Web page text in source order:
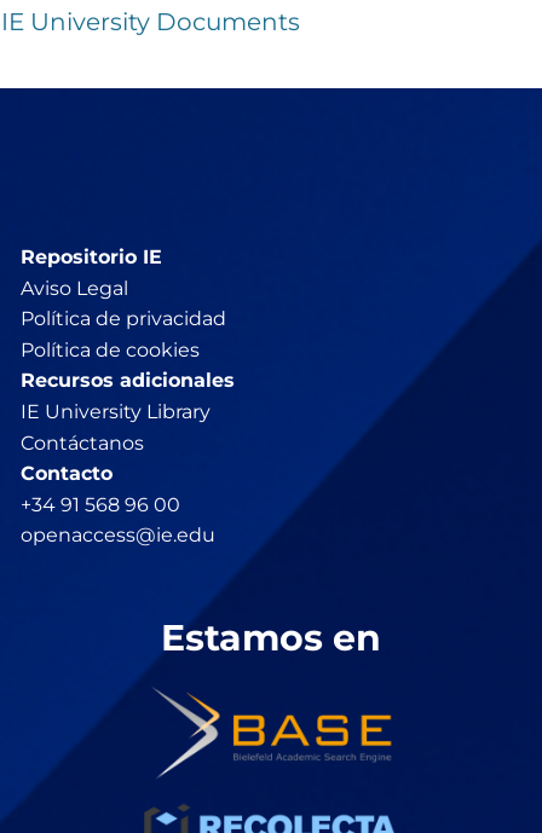
IE University Documents
Repositorio IE
Aviso Legal
Política de privacidad
Política de cookies
Recursos adicionales
IE University Library
Contáctanos
Contacto
+34 91 568 96 00
openaccess@ie.edu
Estamos en